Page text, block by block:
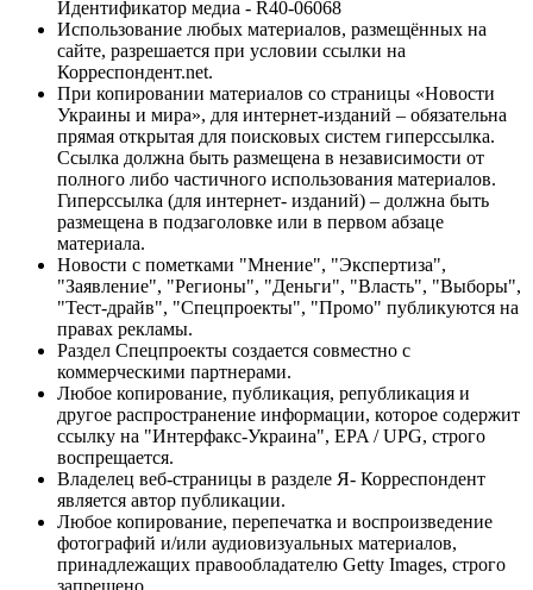
Идентификатор медиа - R40-06068
Использование любых материалов, размещённых на
сайте, разрешается при условии ссылки на
Корреспондент.net.
При копировании материалов со страницы «Новости
Украины и мира», для интернет-изданий – обязательна
прямая открытая для поисковых систем гиперссылка.
Ссылка должна быть размещена в независимости от
полного либо частичного использования материалов.
Гиперссылка (для интернет- изданий) – должна быть
размещена в подзаголовке или в первом абзаце
материала.
Новости с пометками "Мнение", "Экспертиза",
"Заявление", "Регионы", "Деньги", "Власть", "Выборы",
"Тест-драйв", "Спецпроекты", "Промо" публикуются на
правах рекламы.
Раздел Спецпроекты создается совместно с
коммерческими партнерами.
Любое копирование, публикация, републикация и
другое распространение информации, которое содержит
ссылку на "Интерфакс-Украина", EPA / UPG, строго
воспрещается.
Владелец веб-страницы в разделе Я- Корреспондент
является автор публикации.
Любое копирование, перепечатка и воспроизведение
фотографий и/или аудиовизуальных материалов,
принадлежащих правообладателю Getty Images, строго
запрещено.